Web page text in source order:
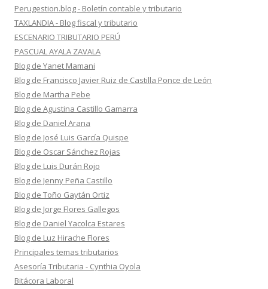
Perugestion.blog - Boletín contable y tributario
TAXLANDIA - Blog fiscal y tributario
ESCENARIO TRIBUTARIO PERÚ
PASCUAL AYALA ZAVALA
Blog de Yanet Mamani
Blog de Francisco Javier Ruiz de Castilla Ponce de León
Blog de Martha Pebe
Blog de Agustina Castillo Gamarra
Blog de Daniel Arana
Blog de José Luis García Quispe
Blog de Oscar Sánchez Rojas
Blog de Luis Durán Rojo
Blog de Jenny Peña Castillo
Blog de Toño Gaytán Ortiz
Blog de Jorge Flores Gallegos
Blog de Daniel Yacolca Estares
Blog de Luz Hirache Flores
Principales temas tributarios
Asesoría Tributaria - Cynthia Oyola
Bitácora Laboral